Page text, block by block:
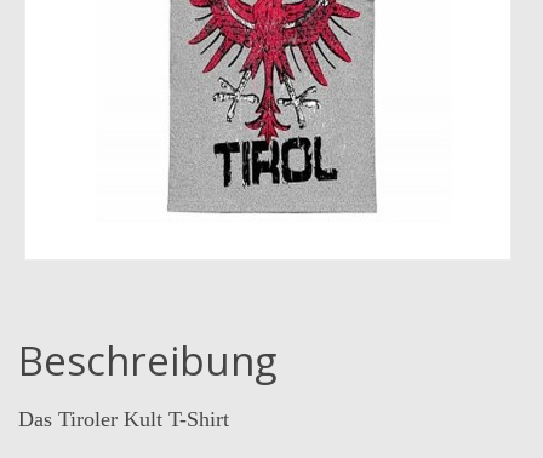
Beschreibung
Das Tiroler Kult T-Shirt